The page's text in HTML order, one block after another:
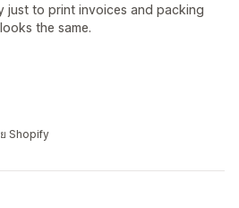
just to print invoices and packing
the same.
Shopify